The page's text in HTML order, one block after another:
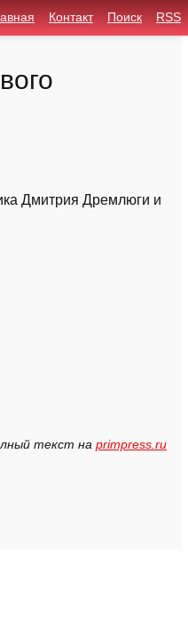
Дмитрия Дремлюги и
текст на primpress.ru
Контакт Поиск RSS